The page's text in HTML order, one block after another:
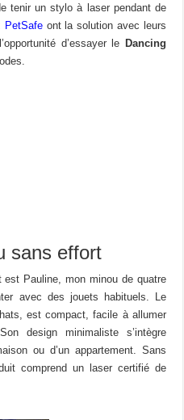
tenir un stylo à laser pendant de
PetSafeont la solution avec leurs
d’essayer le Dancing
sans effort
Pauline, mon minou de quatre
avec des jouets habituels. Le
est compact, facile à allumer
design minimaliste s’intègre
ou d’un appartement. Sans
comprend un laser certifié de